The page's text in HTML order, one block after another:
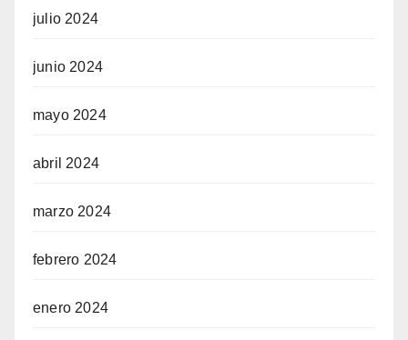
julio 2024
junio 2024
mayo 2024
abril 2024
marzo 2024
febrero 2024
enero 2024